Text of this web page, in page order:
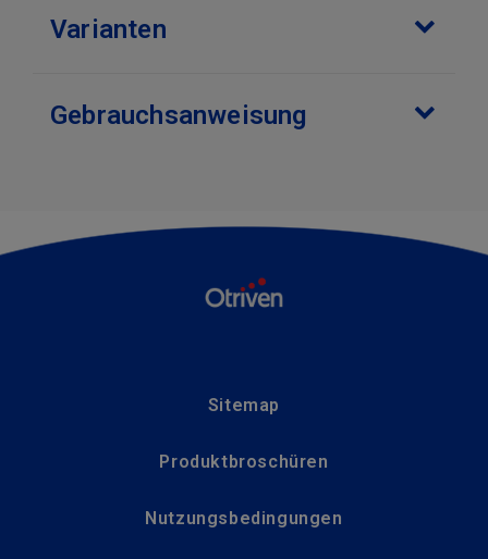
Varianten
Gebrauchsanweisung
Sitemap
Produktbroschüren
Nutzungsbedingungen